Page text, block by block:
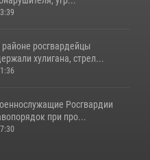
росгвардейцы
хулигана, стрел...
Росгвардии
при про...